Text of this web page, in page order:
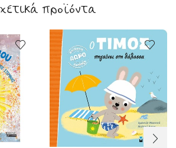
προϊόντα